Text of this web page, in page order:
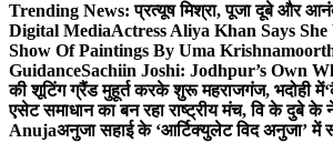
Trending News: प्रत्यूष मिश्रा, पूजा दूबे और
Digital MediaActress Aliya Khan Says
Show Of Paintings By Uma
GuidanceSachiin Joshi: Jodhpur’s Own
की शूटिंग ग्रैंड मुहूर्त करके शुरू महराजगंज, भदोही में
एसेट समाधान का बन रहा राष्ट्रीय मंच, वि के दुबे
Anujaअनुजा सहाई के ‘आर्टिक्युलेट विद अनुजा’ में